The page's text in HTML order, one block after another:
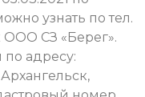
узнать по тел.
ООО СЗ «Берег».
адресу: